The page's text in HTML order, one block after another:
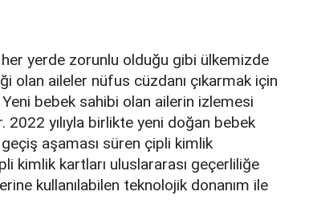
her yerde zorunlu olduğu gibi ülkemizde
olan aileler nüfus cüzdanı çıkarmak için
bebek sahibi olan ailerin izlemesi
2022 yılıyla birlikte yeni doğan bebek
aşaması süren çipli kimlik
kimlik kartları uluslararası geçerliliğe
kullanılabilen teknolojik donanım ile